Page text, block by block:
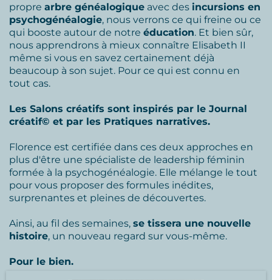
propre arbre généalogique avec des incursions en
psychogénéalogie, nous verrons ce qui freine ou ce
qui booste autour de notre éducation. Et bien sûr,
nous apprendrons à mieux connaître Elisabeth II
même si vous en savez certainement déjà
beaucoup à son sujet. Pour ce qui est connu en
tout cas.
Les Salons créatifs sont inspirés par le Journal
créatif© et par les Pratiques narratives.
Florence est certifiée dans ces deux approches en
plus d'être une spécialiste de leadership féminin
formée à la psychogénéalogie. Elle mélange le tout
pour vous proposer des formules inédites,
surprenantes et pleines de découvertes.
Ainsi, au fil des semaines, se tissera une nouvelle
histoire, un nouveau regard sur vous-même.
Pour le bien.